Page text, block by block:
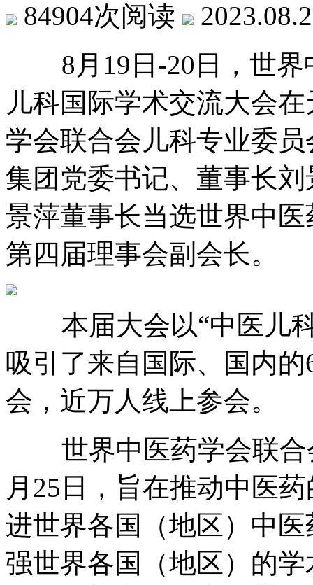
84904次阅读
8月19日-20日，世
儿科国际学术交流大会
学会联合会儿科专业委员
集团党委书记、董事长
景萍董事长当选世界中
第四届理事会副会长。
本届大会以“中医儿科
吸引了来自国际、国内
会，近万人线上参会。
世界中医药学会联合
月25日，旨在推动中医药
进世界各国（地区）中医
强世界各国（地区）的学